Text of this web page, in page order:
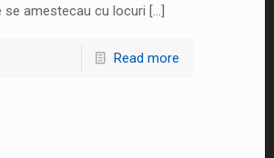
se amestecau cu locuri […]
Read more